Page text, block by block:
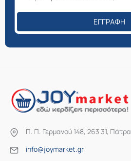
ΕΓΓΡΑΦΉ
Π. Π. Γερμανού 148, 263 31, Πάτρα
info@joymarket.gr